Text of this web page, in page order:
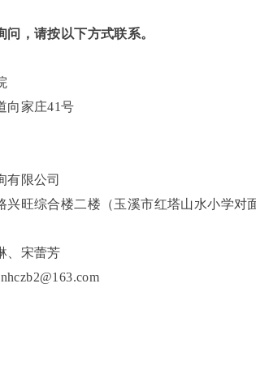
，请按以下方式联系。
向家庄41号
有限公司
兴旺综合楼二楼（玉溪市红塔山水小学对
宋蕾芳
2@163.com